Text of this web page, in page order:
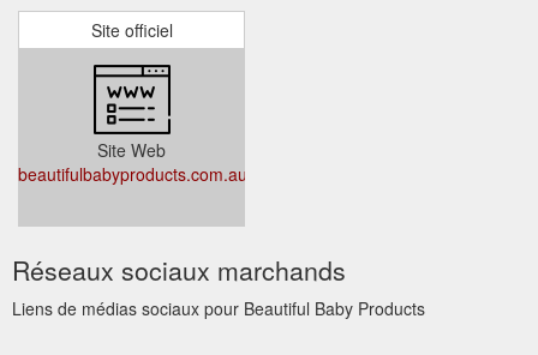
Site officiel
Site Web
beautifulbabyproducts.com.au
Réseaux sociaux marchands
Liens de médias sociaux pour Beautiful Baby Products